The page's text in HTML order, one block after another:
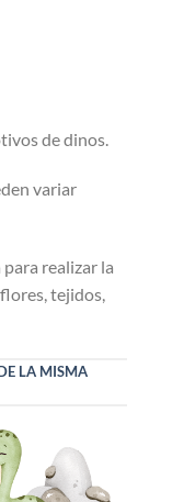
de dinos.
variar
realizar la
tejidos,
LA MISMA